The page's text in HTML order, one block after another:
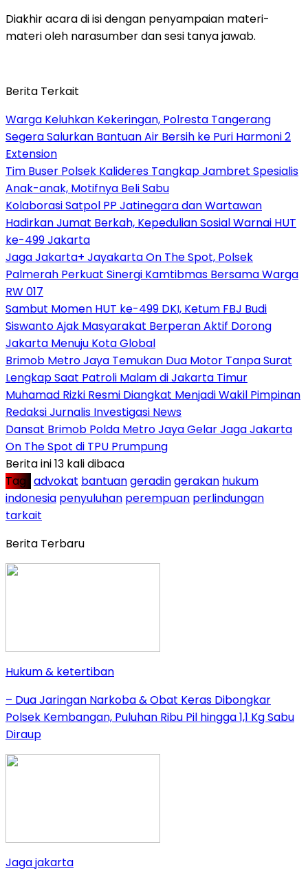
Diakhir acara di isi dengan penyampaian materi-
materi oleh narasumber dan sesi tanya jawab.
Berita Terkait
Warga Keluhkan Kekeringan, Polresta Tangerang
Segera Salurkan Bantuan Air Bersih ke Puri Harmoni 2
Extension
Tim Buser Polsek Kalideres Tangkap Jambret Spesialis
Anak-anak, Motifnya Beli Sabu
Kolaborasi Satpol PP Jatinegara dan Wartawan
Hadirkan Jumat Berkah, Kepedulian Sosial Warnai HUT
ke-499 Jakarta
Jaga Jakarta+ Jayakarta On The Spot, Polsek
Palmerah Perkuat Sinergi Kamtibmas Bersama Warga
RW 017
Sambut Momen HUT ke-499 DKI, Ketum FBJ Budi
Siswanto Ajak Masyarakat Berperan Aktif Dorong
Jakarta Menuju Kota Global
Brimob Metro Jaya Temukan Dua Motor Tanpa Surat
Lengkap Saat Patroli Malam di Jakarta Timur
Muhamad Rizki Resmi Diangkat Menjadi Wakil Pimpinan
Redaksi Jurnalis Investigasi News
Dansat Brimob Polda Metro Jaya Gelar Jaga Jakarta
On The Spot di TPU Prumpung
Berita ini 13 kali dibaca
Tag : advokat bantuangeradingerakan hukum
indonesia penyuluhan perempuan perlindungan
tarkait
Berita Terbaru
Hukum & ketertiban
– Dua Jaringan Narkoba & Obat Keras Dibongkar
Polsek Kembangan, Puluhan Ribu Pil hingga 1,1 Kg Sabu
Diraup
Jaga jakarta